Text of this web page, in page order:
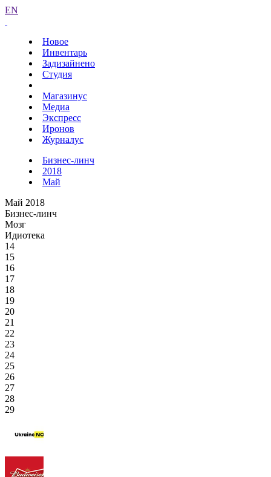
EN
Новое
Инвентарь
Задизайнено
Студия
Магазинус
Медиа
Экспресс
Иронов
Журналус
Бизнес-линч
2018
Май
Май 2018
Бизнес-линч
Мозг
Идиотека
14
15
16
17
18
19
20
21
22
23
24
25
26
27
28
29